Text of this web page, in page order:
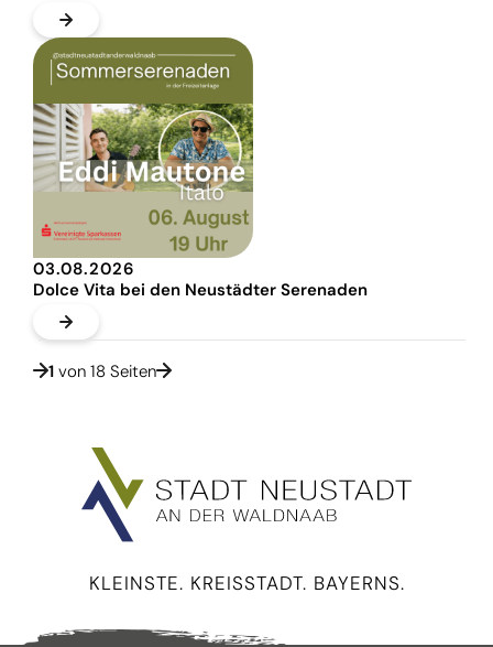
03.08.2026
Dolce Vita bei den Neustädter Serenaden
1 von 18 Seiten
KLEINSTE. KREISSTADT. BAYERNS.